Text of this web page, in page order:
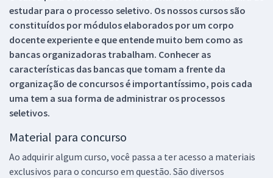
estudar para o processo seletivo. Os nossos cursos são
constituídos por módulos elaborados por um corpo
docente experiente e que entende muito bem como as
bancas organizadoras trabalham. Conhecer as
características das bancas que tomam a frente da
organização de concursos é importantíssimo, pois cada
uma tem a sua forma de administrar os processos
seletivos.
Material para concurso
Ao adquirir algum curso, você passa a ter acesso a materiais
exclusivos para o concurso em questão. São diversos